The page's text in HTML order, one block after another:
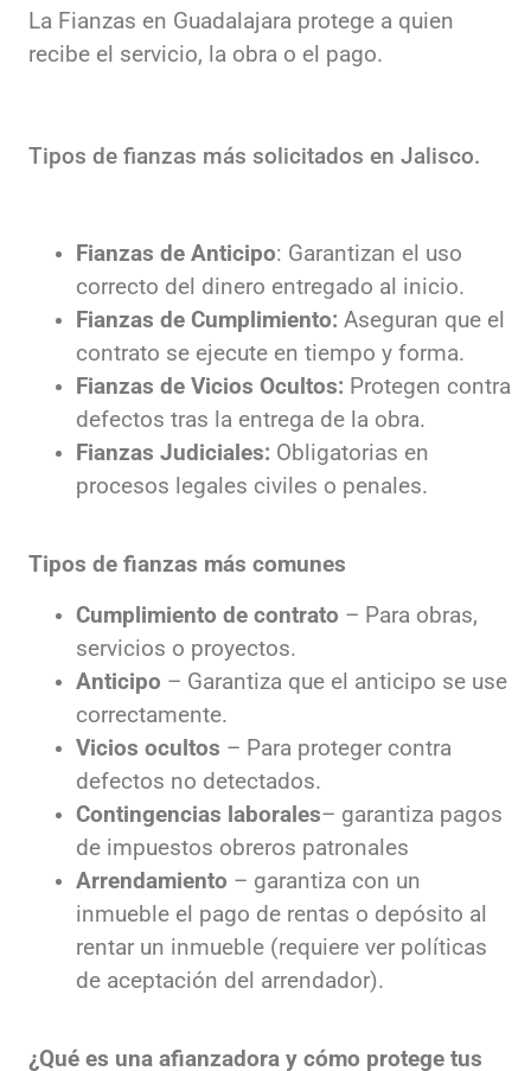
La Fianzas en Guadalajara protege a quien
recibe el servicio, la obra o el pago.
Tipos de fianzas más solicitados en Jalisco.
Fianzas de Anticipo: Garantizan el uso
correcto del dinero entregado al inicio.
Fianzas de Cumplimiento: Aseguran que el
contrato se ejecute en tiempo y forma.
Fianzas de Vicios Ocultos: Protegen contra
defectos tras la entrega de la obra.
Fianzas Judiciales: Obligatorias en
procesos legales civiles o penales.
Tipos de fianzas más comunes
Cumplimiento de contrato – Para obras,
servicios o proyectos.
Anticipo – Garantiza que el anticipo se use
correctamente.
Vicios ocultos – Para proteger contra
defectos no detectados.
Contingencias laborales– garantiza pagos
de impuestos obreros patronales
Arrendamiento – garantiza con un
inmueble el pago de rentas o depósito al
rentar un inmueble (requiere ver políticas
de aceptación del arrendador).
¿Qué es una afianzadora y cómo protege tus